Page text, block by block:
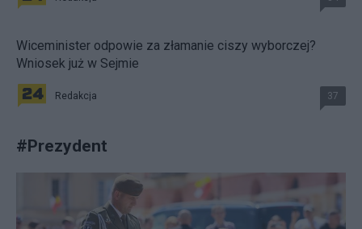
Wiceminister odpowie za złamanie ciszy wyborczej?
Wniosek już w Sejmie
Redakcja 37
#Prezydent